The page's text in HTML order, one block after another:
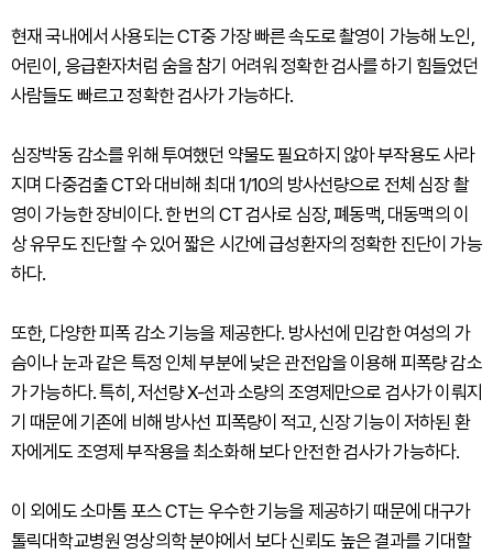
현재 국내에서 사용되는 CT중 가장 빠른 속도로 촬영이 가능해 노인,
어린이, 응급환자처럼 숨을 참기 어려워 정확한 검사를 하기 힘들었던
사람들도 빠르고 정확한 검사가 가능하다.
심장박동 감소를 위해 투여했던 약물도 필요하지 않아 부작용도 사라
지며 다중검출 CT와 대비해 최대 1/10의 방사선량으로 전체 심장 촬
영이 가능한 장비이다. 한 번의 CT 검사로 심장, 폐동맥, 대동맥의 이
상 유무도 진단할 수 있어 짧은 시간에 급성환자의 정확한 진단이 가능
하다.
또한, 다양한 피폭 감소 기능을 제공한다. 방사선에 민감한 여성의 가
슴이나 눈과 같은 특정 인체 부분에 낮은 관전압을 이용해 피폭량 감소
가 가능하다. 특히, 저선량 X-선과 소량의 조영제만으로 검사가 이뤄지
기 때문에 기존에 비해 방사선 피폭량이 적고, 신장 기능이 저하된 환
자에게도 조영제 부작용을 최소화해 보다 안전한 검사가 가능하다.
이 외에도 소마톰 포스 CT는 우수한 기능을 제공하기 때문에 대구가
톨릭대학교병원 영상의학 분야에서 보다 신뢰도 높은 결과를 기대할